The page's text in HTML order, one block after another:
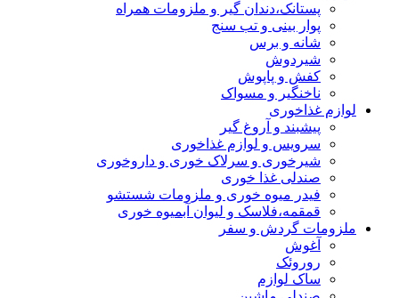
پستانک،دندان گیر و ملزومات همراه
پوار بینی و تب سنج
شانه و برس
شیردوش
کفش و پاپوش
ناخنگیر و مسواک
لوازم غذاخوری
پیشبند و آروغ گیر
سرویس و لوازم غذاخوری
شیرخوری و سرلاک خوری و داروخوری
صندلی غذا خوری
فیدر میوه خوری و ملزومات شستشو
قمقمه،فلاسک و لیوان آبمیوه خوری
ملزومات گردش و سفر
آغوش
روروئک
ساک لوازم